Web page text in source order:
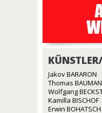
Jakov BARARON
Thomas
Wolfgang
Kamilla BISCHOF
Erwin BOHATSCH